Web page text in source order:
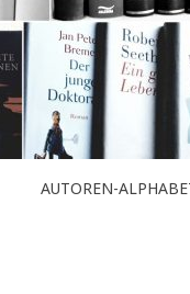
AUTOREN-